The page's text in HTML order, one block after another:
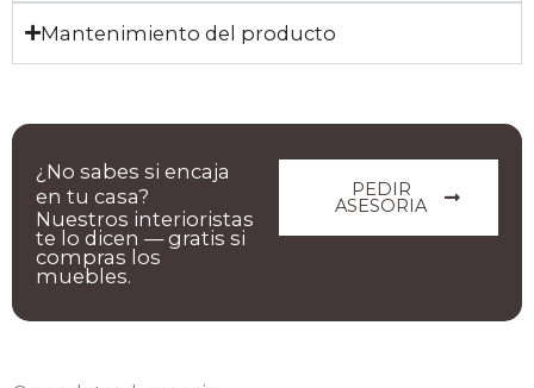
Mantenimiento del producto
PEDIR
ASESORIA
¿No sabes si encaja
en tu casa?
Nuestros interioristas
te lo dicen — gratis si
compras los
muebles.